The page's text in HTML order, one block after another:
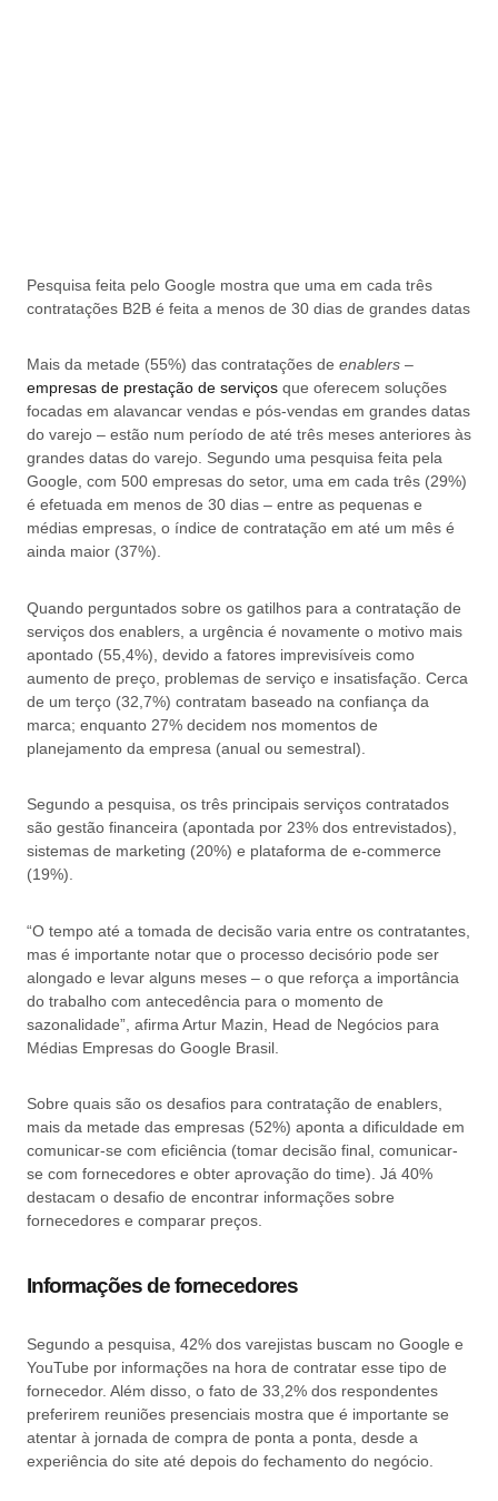
Pesquisa feita pelo Google mostra que uma em cada três
contratações B2B é feita a menos de 30 dias de grandes datas
Mais da metade (55%) das contratações de enablers –
empresas de prestação de serviços que oferecem soluções
focadas em alavancar vendas e pós-vendas em grandes datas
do varejo – estão num período de até três meses anteriores às
grandes datas do varejo. Segundo uma pesquisa feita pela
Google, com 500 empresas do setor, uma em cada três (29%)
é efetuada em menos de 30 dias – entre as pequenas e
médias empresas, o índice de contratação em até um mês é
ainda maior (37%).
Quando perguntados sobre os gatilhos para a contratação de
serviços dos enablers, a urgência é novamente o motivo mais
apontado (55,4%), devido a fatores imprevisíveis como
aumento de preço, problemas de serviço e insatisfação. Cerca
de um terço (32,7%) contratam baseado na confiança da
marca; enquanto 27% decidem nos momentos de
planejamento da empresa (anual ou semestral).
Segundo a pesquisa, os três principais serviços contratados
são gestão financeira (apontada por 23% dos entrevistados),
sistemas de marketing (20%) e plataforma de e-commerce
(19%).
“O tempo até a tomada de decisão varia entre os contratantes,
mas é importante notar que o processo decisório pode ser
alongado e levar alguns meses – o que reforça a importância
do trabalho com antecedência para o momento de
sazonalidade”, afirma Artur Mazin, Head de Negócios para
Médias Empresas do Google Brasil.
Sobre quais são os desafios para contratação de enablers,
mais da metade das empresas (52%) aponta a dificuldade em
comunicar-se com eficiência (tomar decisão final, comunicar-
se com fornecedores e obter aprovação do time). Já 40%
destacam o desafio de encontrar informações sobre
fornecedores e comparar preços.
Informações de fornecedores
Segundo a pesquisa, 42% dos varejistas buscam no Google e
YouTube por informações na hora de contratar esse tipo de
fornecedor. Além disso, o fato de 33,2% dos respondentes
preferirem reuniões presenciais mostra que é importante se
atentar à jornada de compra de ponta a ponta, desde a
experiência do site até depois do fechamento do negócio.